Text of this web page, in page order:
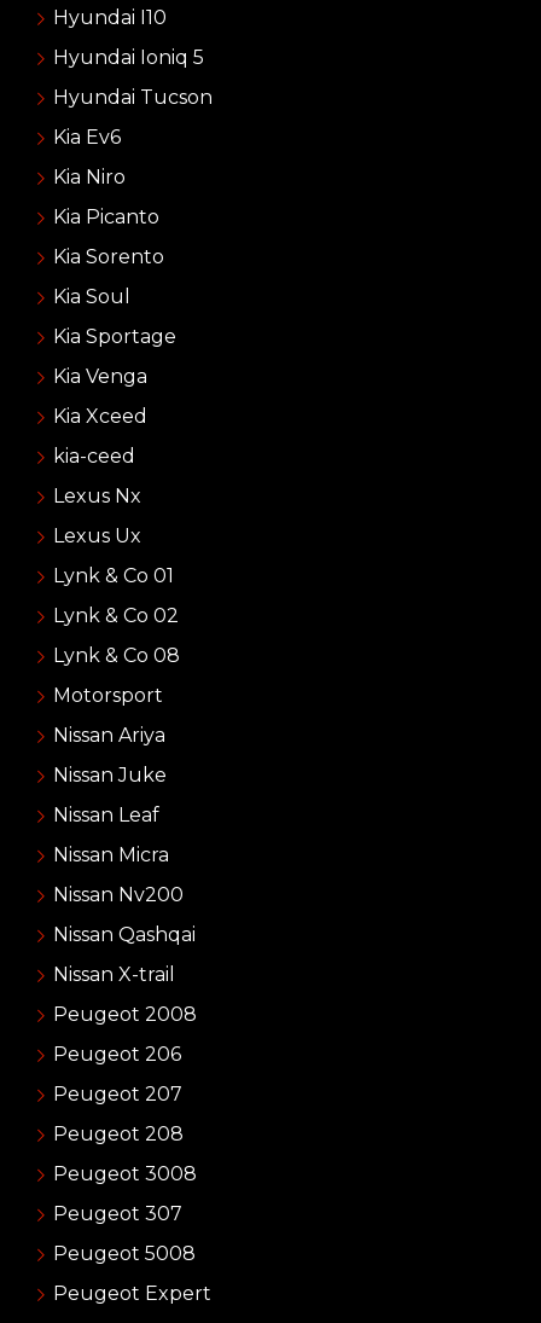
Hyundai I10
Hyundai Ioniq 5
Hyundai Tucson
Kia Ev6
Kia Niro
Kia Picanto
Kia Sorento
Kia Soul
Kia Sportage
Kia Venga
Kia Xceed
kia-ceed
Lexus Nx
Lexus Ux
Lynk & Co 01
Lynk & Co 02
Lynk & Co 08
Motorsport
Nissan Ariya
Nissan Juke
Nissan Leaf
Nissan Micra
Nissan Nv200
Nissan Qashqai
Nissan X-trail
Peugeot 2008
Peugeot 206
Peugeot 207
Peugeot 208
Peugeot 3008
Peugeot 307
Peugeot 5008
Peugeot Expert